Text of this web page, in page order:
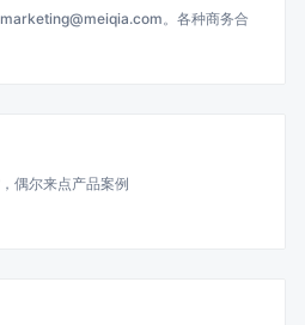
。各种商务合
偶尔来点产品案例